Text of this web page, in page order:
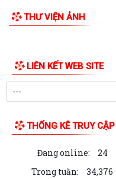
Tạo nguồn phát triển đảng
giám định ADN
UBND xã Đại Sơn triển khai
UBND xã Đại Sơn triển khai
Tăng cường công tác truyền
THƯ VIỆN ẢNH